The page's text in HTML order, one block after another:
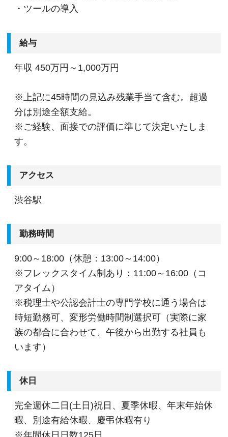
・ツールの導入
給与
年収 450万円～1,000万円
※上記に45時間の見込み残業手当て含む。超過
分は別途全額支給。
※ご経験、面接での評価に準じて決定いたしま
す。
アクセス
渋谷駅
勤務時間
9:00～18:00（休憩：13:00～14:00）
※フレックスタイム制あり：11:00～16:00（コ
アタイム）
※税理士や公認会計士の専門学校に通う場合は
時短勤務可、変形労働時間制選択可（実際に家
族の都合に合わせて、午後から出勤する社員も
います）
休日
完全週休二日(土日)祝日、夏季休暇、年末年始休
暇、別途有給休暇、慶弔休暇有り